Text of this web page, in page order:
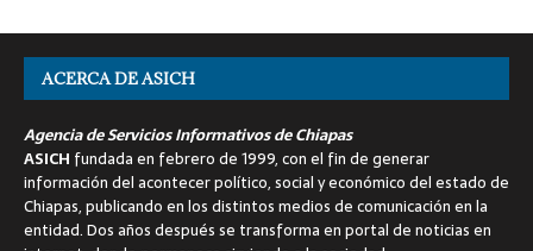
ACERCA DE ASICH
Agencia de Servicios Informativos de Chiapas
ASICH fundada en febrero de 1999, con el fin de generar
información del acontecer político, social y económico del estado de
Chiapas, publicando en los distintos medios de comunicación en la
entidad. Dos años después se transforma en portal de noticias en